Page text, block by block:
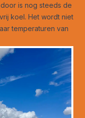
is nog steeds de
koel. Het wordt niet
temperaturen van